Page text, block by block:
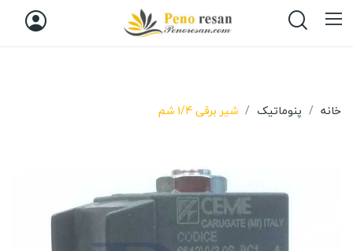
خانه پنوماتیک شیر برقی 1/4 شم